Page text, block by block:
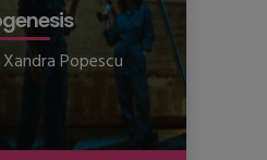
Xandra Popescu